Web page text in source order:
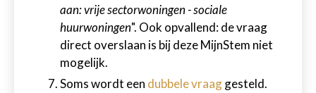
aan: vrije sectorwoningen - sociale
huurwoningen". Ook opvallend: de vraag
direct overslaan is bij deze MijnStem niet
mogelijk.
Soms wordt een dubbele vraaggesteld.